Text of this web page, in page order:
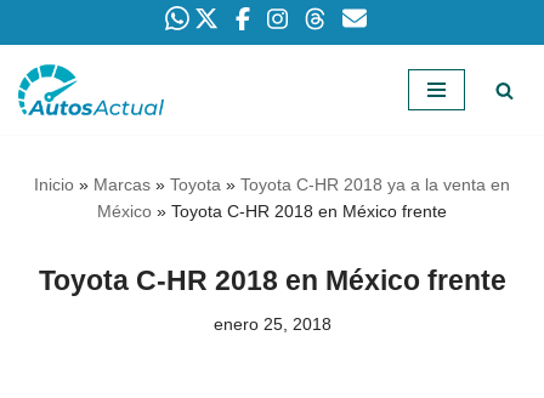
Saltar
Inicio » Marcas » Toyota » Toyota C-HR 2018 ya a la venta en
México » Toyota C-HR 2018 en México frente
Toyota C-HR 2018 en México frente
enero 25, 2018